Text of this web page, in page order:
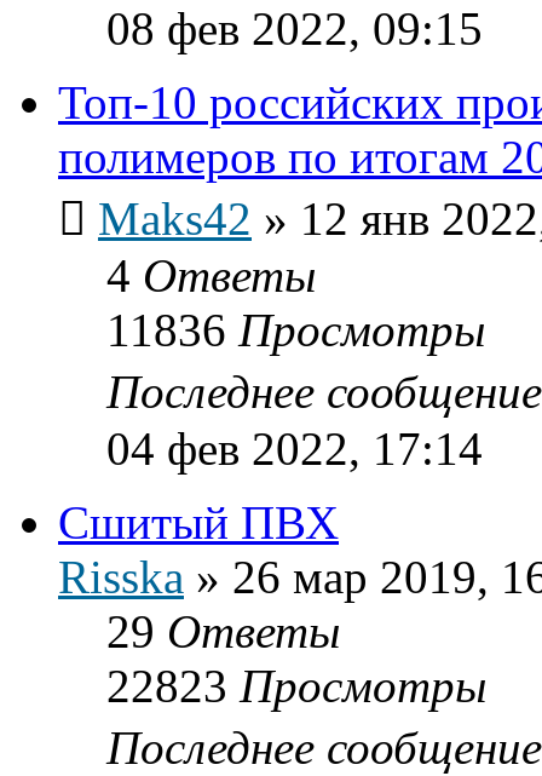
08 фев 2022, 09:15
Топ-10 российских
полимеров по итогам
Maks42 » 12 янв
4 Ответы
11836 Просмотры
Последнее
04 фев 2022, 17:14
Сшитый ПВХ
Risska » 26 мар 2019,
29 Ответы
22823 Просмотры
Последнее